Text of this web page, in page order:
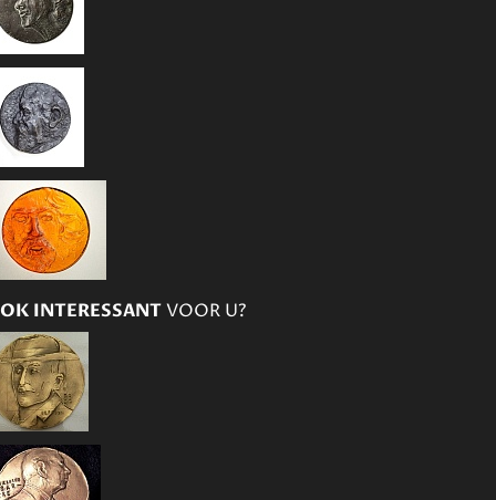
INTERESSANTVOOR U?